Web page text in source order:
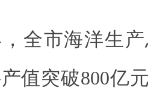
市海洋生产
值突破800亿